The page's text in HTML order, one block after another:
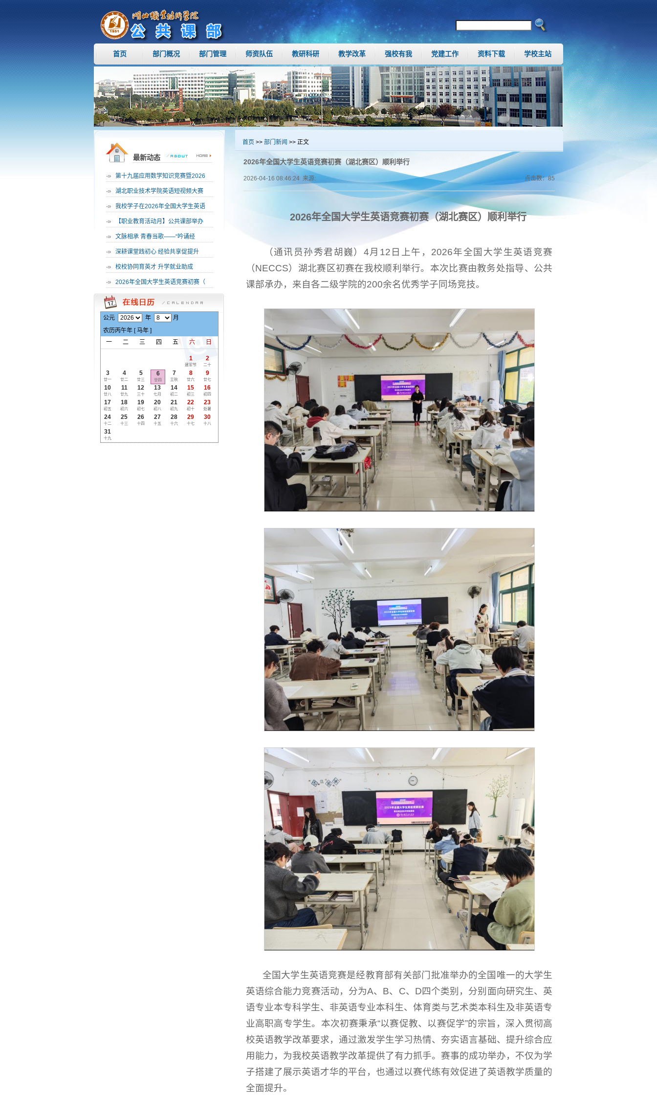
首页 部门概况 部门管理 师资队伍 教研科研 教学改革 强校有我 党建工作 资料下载 学校主站
最新动态
· 第十九届应用数学知识竞赛暨2026
· 湖北职业技术学院英语短视频大赛
· 我校学子在2026年全国大学生英语
· 【职业教育活动月】公共课部举办
· 文脉相承 青春当歌——“吟诵经
· 深耕课堂践初心 经验共享促提升
· 校校协同育英才 升学就业助成
· 2026年全国大学生英语竞赛初赛（
公元 年
月
农历丙午年 [马年 ]
一
二 三 四 五 六 日
1
建军节
2
二十
3
廿一
4
廿二
5
廿三
6
廿四
7
立秋
8
廿六
9
廿七
10
廿八
11
廿九
12
三十
13
七月
14
初二
15
初三
16
初四
17
初五
18
初六
19
初七
20
初八
21
初九
22
初十
23
处暑
24
十二
25
十三
26
十四
27
十五
28
十六
29
十七
30
十八
31
十九
首页 >> 部门新闻 >> 正文
2026年全国大学生英语竞赛初赛（湖北赛区）顺利举行
点击数：85
2026-04-16 08:46:24 来源:
2026年全国大学生英语竞赛初赛（湖北赛区）顺利举行
（通讯员孙秀君胡巍）4月12日上午，2026年全国大学生英语竞赛
（NECCS）湖北赛区初赛在我校顺利举行。本次比赛由教务处指导、公共
课部承办，来自各二级学院的200余名优秀学子同场竞技。
全国大学生英语竞赛是经教育部有关部门批准举办的全国唯一的大学生
英语综合能力竞赛活动，分为A、B、C、D四个类别，分别面向研究生、英
语专业本专科学生、非英语专业本科生、体育类与艺术类本科生及非英语专
业高职高专学生。本次初赛秉承“以赛促教、以赛促学”的宗旨，深入贯彻高
校英语教学改革要求，通过激发学生学习热情、夯实语言基础、提升综合应
用能力，为我校英语教学改革提供了有力抓手。赛事的成功举办，不仅为学
子搭建了展示英语才华的平台，也通过以赛代练有效促进了英语教学质量的
全面提升。